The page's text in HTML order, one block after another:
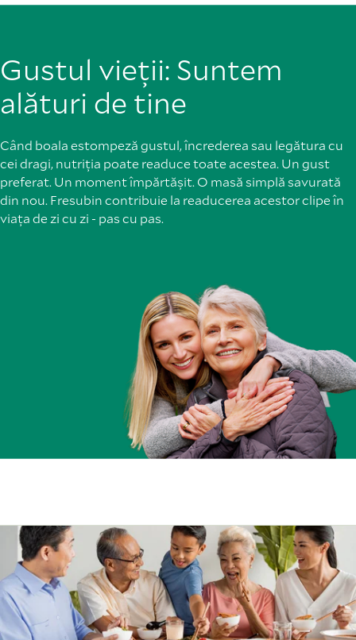
Gustul vieții: Suntem
alături de tine
Când boala estompeză gustul, încrederea sau legătura cu
cei dragi, nutriția poate readuce toate acestea. Un gust
preferat. Un moment împărtășit. O masă simplă savurată
din nou. Fresubin contribuie la readucerea acestor clipe în
viața de zi cu zi - pas cu pas.